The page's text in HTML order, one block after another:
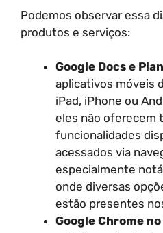
Podemos observar essa
produtos e serviços:
Google Docs e
aplicativos móveis
iPad, iPhone ou
eles não oferecem
funcionalidades
acessados via
especialmente
onde diversas
estão presentes
Google Chrome